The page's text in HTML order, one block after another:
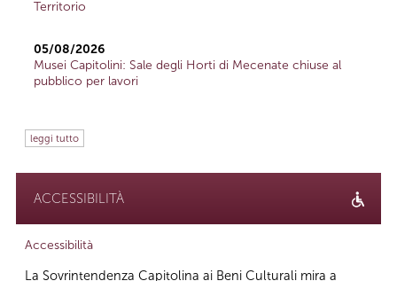
Territorio
05/08/2026
Musei Capitolini: Sale degli Horti di Mecenate chiuse al
pubblico per lavori
leggi tutto
ACCESSIBILITÀ
Accessibilità
La Sovrintendenza Capitolina ai Beni Culturali mira a